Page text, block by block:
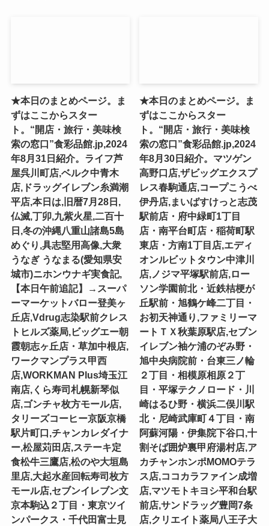
★本日のまとめページ。ま
ずはここからスター
ト。“開店・旅行・美味検
索の窓口”食彩品館.jp,2024
年8月31日紹介。ライフ芦
屋呉川町店,ベルク中青木
店,ドラッグイレブン糸満潮
平店,本日は,旧暦7月28日,
仏滅,丁卯,九紫火星,二百十
日,冬の沖縄八重山諸島5島
めぐり,具志堅用高像,大衆
うなぎ うなまる(愛知県安
城市)ニホンウナギ実食記,
【本日午前追記】→スーパ
ーマーケットバロー登美ヶ
丘店,Vdrug志染駅前クレス
トヒルズ薬局,ビッグエー朝
霞朝志ヶ丘店・草加中根店,
ワークマンプラス甲西
店,WORKMAN Plus埼玉江
南店,くら寿司札幌新琴似
店,ゴンチャ枚方モール店,
タリーズコーヒー京阪京橋
駅片町口,チャンカレダイナ
ー,松屋苅田店,ステーキ定
食松牛三鷹店,松のや大垣島
里店,大起水産回転寿司枚方
モール店,セブンイレブン文
京本駒込２丁目・東京ツイ
ンパークス・千代田富士見
★本日のまとめページ。ま
ずはここからスター
ト。“開店・旅行・美味検
索の窓口”食彩品館.jp,2024
年8月30日紹介。マツゲン
高野口店,ザビッグエクスプ
レス春駒通店,コープこうべ
伊丹店,まいばすけっと志茂
駅前店・府中緑町1丁目
店・南平台町店・稲荷町駅
東店・方南1丁目店,エディ
オンルビットタウン中津川
店,ノジマ平塚駅前店,ロー
ソン学園前北・近鉄桔梗が
丘駅前・旭鶴ケ峰二丁目・
お初天神通り,ファミリーマ
ートＴＸ秋葉原駅店,セブン
イレブン袖ケ浦のぞみ野・
旭中央病院前・台東三ノ輪
２丁目・相模原相原２丁
目・平塚テクノロード・川
崎はるひ野・横浜二俣川駅
北・尼崎武庫町４丁目・南
阿蘇河陽・伊集院下谷口,十
割そば囲炉裏甲府湯村店,ア
カチャンホンポMOMOテラ
ス店,ココカラファイン成増
店,マツモトキヨシ平和台駅
前店,サンドラッグ豊岡7条
店,クリエイト薬局八王子大